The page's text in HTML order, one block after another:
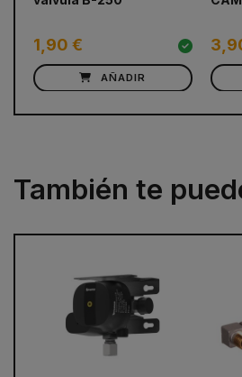
1,90 €
AÑADIR
También te